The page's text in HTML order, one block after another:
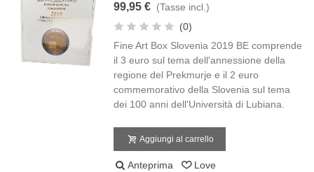
99,95 € (Tasse incl.)
(0)
Fine Art Box Slovenia 2019 BE comprende
il 3 euro sul tema dell'annessione della
regione del Prekmurje e il 2 euro
commemorativo della Slovenia sul tema
dei 100 anni dell'Università di Lubiana.
Aggiungi al carrello
Anteprima Love